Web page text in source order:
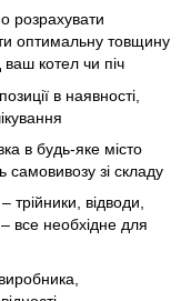
розрахувати
оптимальну товщину
ваш котел чи піч
в наявності,
в будь-яке місто
самовивозу зі складу
відводи,
– все необхідне для